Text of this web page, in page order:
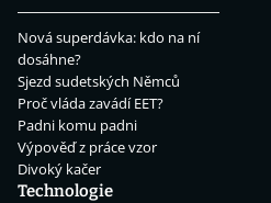
Nová superdávka: kdo na ní
dosáhne?
Sjezd sudetských Němců
Proč vláda zavádí EET?
Padni komu padni
Výpověď z práce vzor
Divoký kačer
Technologie